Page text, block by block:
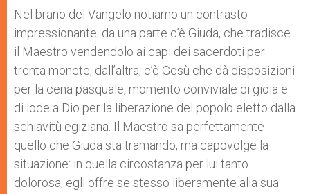
Nel brano del Vangelo notiamo un contrasto
impressionante: da una parte c’è Giuda, che tradisce
il Maestro vendendolo ai capi dei sacerdoti per
trenta monete; dall’altra, c’è Gesù che dà disposizioni
per la cena pasquale, momento conviviale di gioia e
di lode a Dio per la liberazione del popolo eletto dalla
schiavitù egiziana. Il Maestro sa perfettamente
quello che Giuda sta tramando, ma capovolge la
situazione: in quella circostanza per lui tanto
dolorosa, egli offre se stesso liberamente alla sua